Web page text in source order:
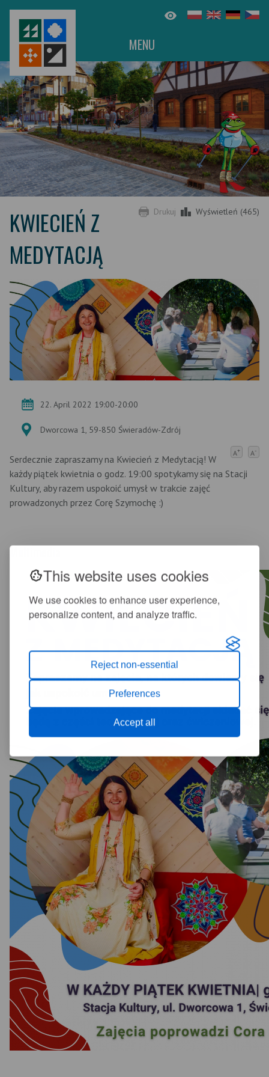
This website uses cookies
We use cookies to enhance user experience,
personalize content, and analyze traffic.
Reject non-essential
Preferences
Accept all
MENU
Drukuj Wyświetleń (465)
KWIECIEŃ Z
MEDYTACJĄ
22. April 2022 19:00-20:00
Dworcowa 1, 59-850 Świeradów-Zdrój
A+ A-
Serdecznie zapraszamy na Kwiecień z Medytacją! W
każdy piątek kwietnia o godz. 19:00 spotykamy się na Stacji
Kultury, aby razem uspokoić umysł w trakcie zajęć
prowadzonych przez Corę Szymochę :)
Multimedia